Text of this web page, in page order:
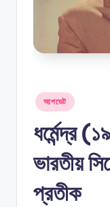
L
চলচ্চিত্রে
Posted
in
আপডেট
ধর্মেন্দ্র
ভারতীয়
প্রতীক